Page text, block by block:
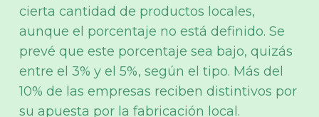
cierta cantidad de productos locales,
aunque el porcentaje no está definido. Se
prevé que este porcentaje sea bajo, quizás
entre el 3% y el 5%, según el tipo. Más del
10% de las empresas reciben distintivos por
su apuesta por la fabricación local.